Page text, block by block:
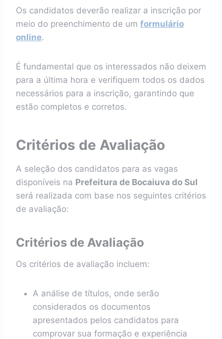
Os candidatos deverão realizar a inscrição por
meio do preenchimento de um formulário
online.
É fundamental que os interessados não deixem
para a última hora e verifiquem todos os dados
necessários para a inscrição, garantindo que
estão completos e corretos.
Critérios de Avaliação
A seleção dos candidatos para as vagas
disponíveis na Prefeitura de Bocaiuva do Sul
será realizada com base nos seguintes critérios
de avaliação:
Critérios de Avaliação
Os critérios de avaliação incluem:
A análise de títulos, onde serão
considerados os documentos
apresentados pelos candidatos para
comprovar sua formação e experiência